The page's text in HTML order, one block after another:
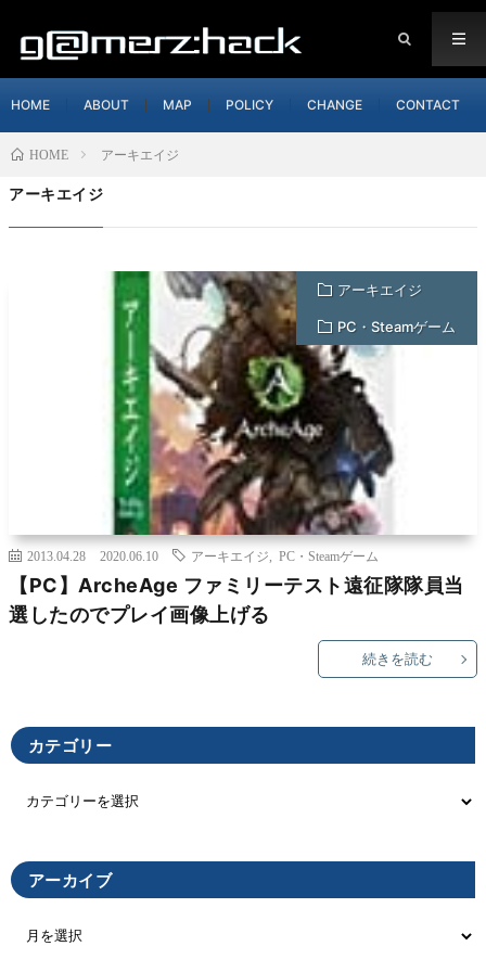
HOME ABOUT MAP POLICY CHANGE CONTACT
HOME アーキエイジ
アーキエイジ
アーキエイジ
PC・Steamゲーム
2013.04.28 2020.06.10 アーキエイジ PC・Steamゲーム
【PC】ArcheAge ファミリーテスト遠征隊隊員当
選したのでプレイ画像上げる
続きを読む
カテゴリー
アーカイブ